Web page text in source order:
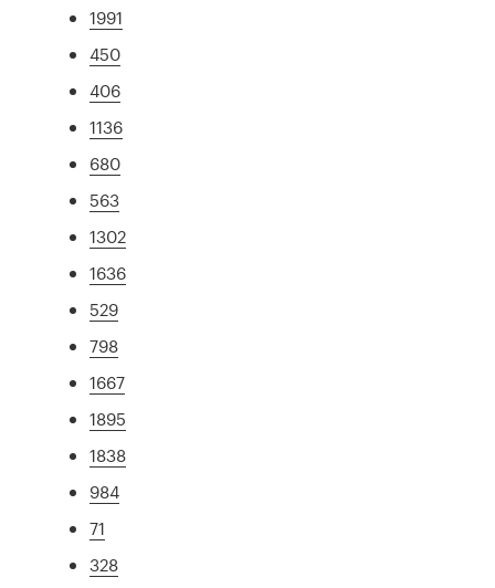
1991
450
406
1136
680
563
1302
1636
529
798
1667
1895
1838
984
71
328